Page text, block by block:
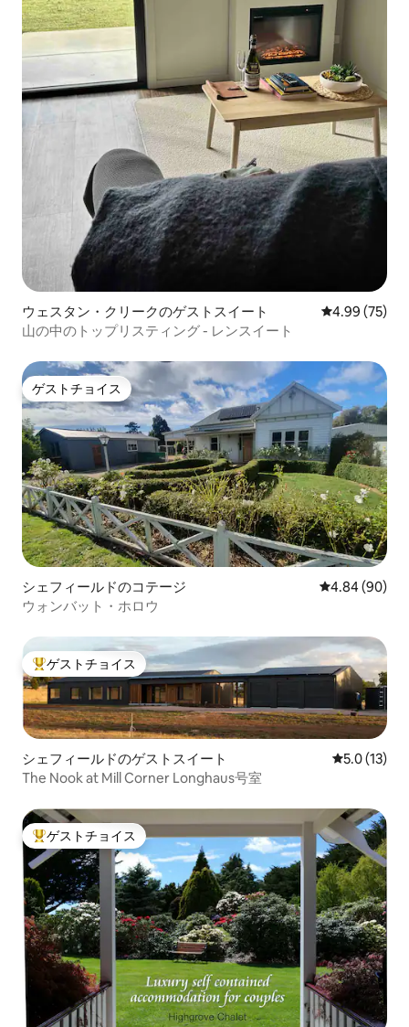
ウェスタン・クリークのゲストスイート レビュー75
4.99 (75)
山の中のトップリスティング - レンスイート
ゲストチョイス
ゲストチョイス
シェフィールドのコテージ レビュー90件
4.84 (90)
ウォンバット・ホロウ
大好評のゲストチョイスです。
ゲストチョイス
シェフィールドのゲストスイート レビュー13
5.0 (13)
The Nook at Mill Corner Longhaus号室
大好評のゲストチョイスです。
ゲストチョイス